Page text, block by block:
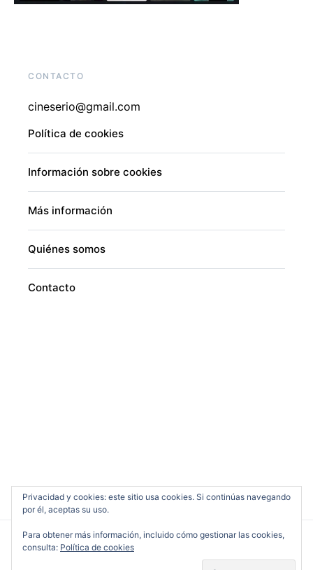
CONTACTO
cineserio@gmail.com
Política de cookies
Información sobre cookies
Más información
Quiénes somos
Contacto
Privacidad y cookies: este sitio usa cookies. Si continúas navegando
por él, aceptas su uso.
Para obtener más información, incluido cómo gestionar las cookies,
consulta: Política de cookies